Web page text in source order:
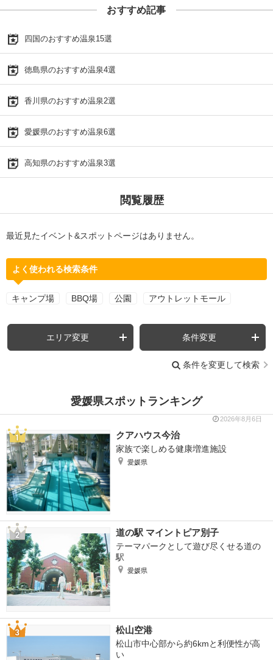
おすすめ記事
四国のおすすめ温泉15選
徳島県のおすすめ温泉4選
香川県のおすすめ温泉2選
愛媛県のおすすめ温泉6選
高知県のおすすめ温泉3選
閲覧履歴
最近見たイベント&スポットページはありません。
よく使われる検索条件
キャンプ場 BBQ場 公園 アウトレットモール
エリア変更 条件変更
条件を変更して検索
愛媛県スポットランキング
2026年8月6日
クアハウス今治
家族で楽しめる健康増進施設
愛媛県
道の駅 マイントピア別子
テーマパークとして遊び尽くせる道の
駅
愛媛県
松山空港
松山市中心部から約6kmと利便性が高
い